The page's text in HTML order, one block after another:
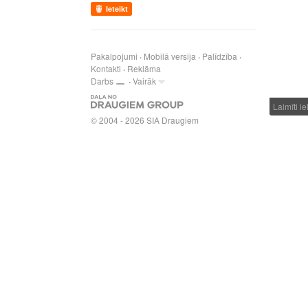
Ieteikt
Pakalpojumi Mobilā versija
Palīdzība
Kontakti
Reklāma
Darbs
Vairāk
© 2004 - 2026 SIA Draugiem
Laimīti